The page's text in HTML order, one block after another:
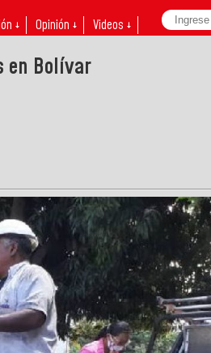
↓ Opinión ↓ Videos ↓
en Bolívar